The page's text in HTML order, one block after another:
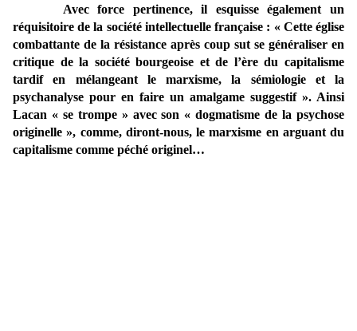
Avec force pertinence, il esquisse également un
réquisitoire de la société intellectuelle française : « Cette église
combattante de la résistance après coup sut se généraliser en
critique de la société bourgeoise et de l’ère du capitalisme
tardif en mélangeant le marxisme, la sémiologie et la
psychanalyse pour en faire un amalgame suggestif ». Ainsi
Lacan « se trompe » avec son « dogmatisme de la psychose
originelle », comme, diront-nous, le marxisme en arguant du
capitalisme comme péché originel…